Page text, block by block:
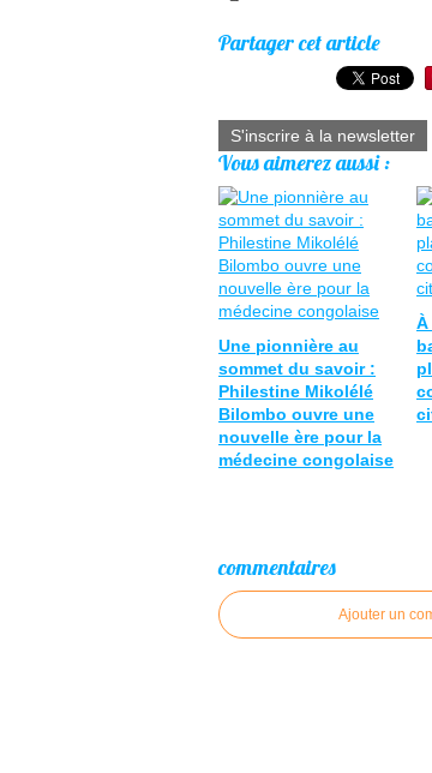
Partager cet article
S'inscrire à la newsletter
Vous aimerez aussi :
Une pionnière au
sommet du savoir :
Philestine Mikolélé
Bilombo ouvre une
nouvelle ère pour la
médecine congolaise
À
commentaires
Ajouter un